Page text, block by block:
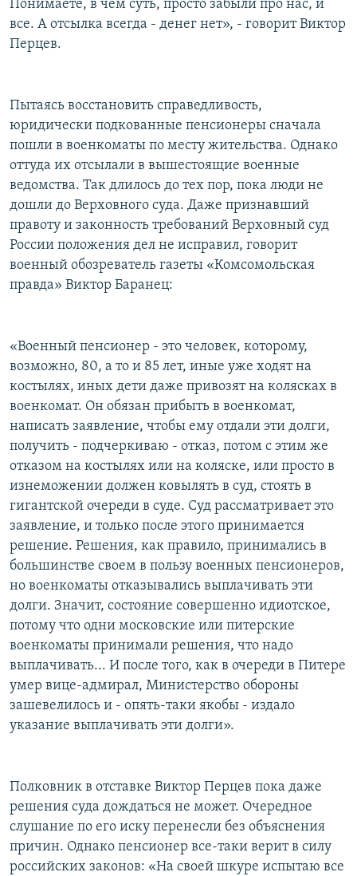
Понимаете, в чем суть, просто забыли про нас, и
все. А отсылка всегда - денег нет», - говорит Виктор
Перцев.
Пытаясь восстановить справедливость,
юридически подкованные пенсионеры сначала
пошли в военкоматы по месту жительства. Однако
оттуда их отсылали в вышестоящие военные
ведомства. Так длилось до тех пор, пока люди не
дошли до Верховного суда. Даже признавший
правоту и законность требований Верховный суд
России положения дел не исправил, говорит
военный обозреватель газеты «Комсомольская
правда» Виктор Баранец:
«Военный пенсионер - это человек, которому,
возможно, 80, а то и 85 лет, иные уже ходят на
костылях, иных дети даже привозят на колясках в
военкомат. Он обязан прибыть в военкомат,
написать заявление, чтобы ему отдали эти долги,
получить - подчеркиваю - отказ, потом с этим же
отказом на костылях или на коляске, или просто в
изнеможении должен ковылять в суд, стоять в
гигантской очереди в суде. Суд рассматривает это
заявление, и только после этого принимается
решение. Решения, как правило, принимались в
большинстве своем в пользу военных пенсионеров,
но военкоматы отказывались выплачивать эти
долги. Значит, состояние совершенно идиотское,
потому что одни московские или питерские
военкоматы принимали решения, что надо
выплачивать... И после того, как в очереди в Питере
умер вице-адмирал, Министерство обороны
зашевелилось и - опять-таки якобы - издало
указание выплачивать эти долги».
Полковник в отставке Виктор Перцев пока даже
решения суда дождаться не может. Очередное
слушание по его иску перенесли без объяснения
причин. Однако пенсионер все-таки верит в силу
российских законов: «На своей шкуре испытаю все